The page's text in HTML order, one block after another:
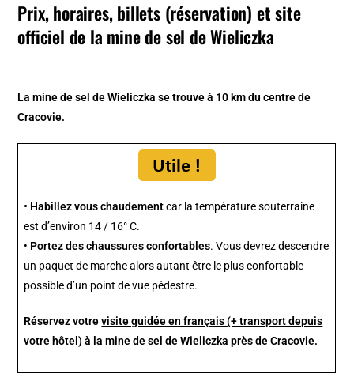
Prix, horaires, billets (réservation) et site
officiel de la mine de sel de Wieliczka
La mine de sel de Wieliczka se trouve à 10 km du centre de
Cracovie.
• Habillez vous chaudementcar la température souterraine
est d’environ 14 / 16° C.
• Portez des chaussures confortables. Vous devrez descendre
un paquet de marche alors autant être le plus confortable
possible d’un point de vue pédestre.
Réservez votrevisite guidée en français (+ transport depuis
votre hôtel) à la mine de sel de Wieliczka près de Cracovie.